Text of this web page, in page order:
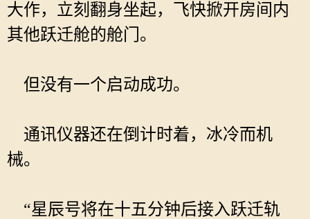
大作，立刻翻身坐起，飞快掀开房间内
其他跃迁舱的舱门。
但没有一个启动成功。
通讯仪器还在倒计时着，冰冷而机
械。
“星辰号将在十五分钟后接入跃迁轨